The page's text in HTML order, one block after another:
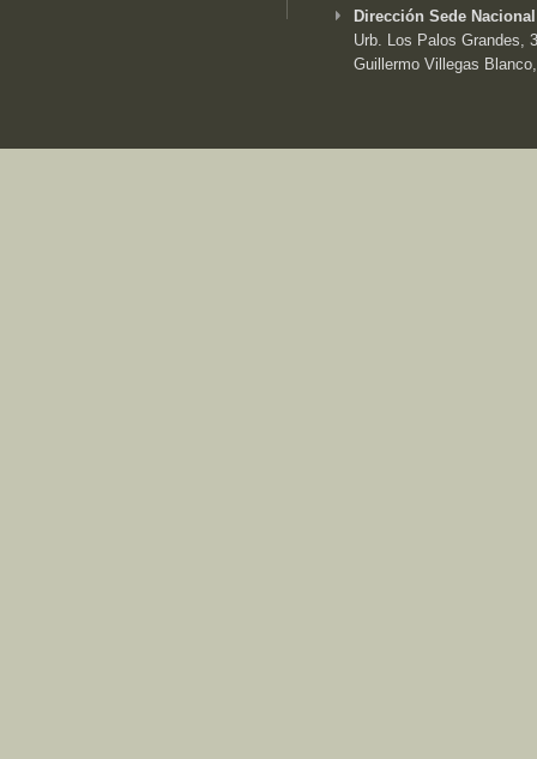
Dirección Sede
Urb. Los Palos Grandes,
Guillermo Villegas